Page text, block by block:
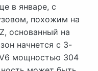
в январе, с
похожим на
основанный на
начнется с 3-
мощностью 304